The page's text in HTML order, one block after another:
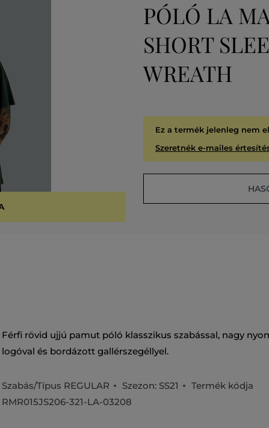
PÓLÓ LA
SHORT
WREATH
Ez a termék jelenleg nem
Szeretnék e-mailes
Férfi rövid ujjú pamut póló klasszikus szabással, nagy
logóval és bordázott gallérszegéllyel.
Szabás/Típus REGULAR Szezon: SS21
Termék kódja
RMR015JS206-321-LA-03208